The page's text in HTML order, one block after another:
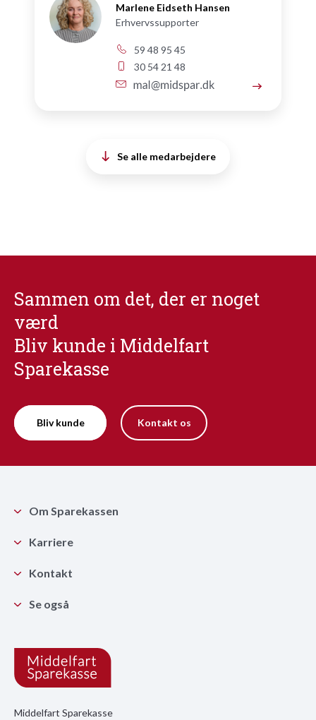
Marlene Eidseth Hansen
Erhvervssupporter
59 48 95 45
30 54 21 48
Se alle medarbejdere
Sammen om det, der er noget
værd
Bliv kunde i Middelfart
Sparekasse
Bliv kunde Kontakt os
Middelfart Sparekasse
Om Sparekassen
Karriere
Kontakt
Se også